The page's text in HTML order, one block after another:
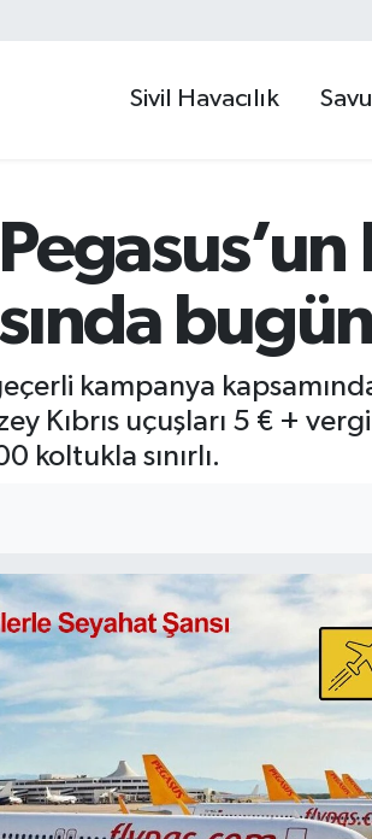
Sivil Havacılık
kampanya
Kıbrıs uçuşları 5 € +
koltukla sınırlı.